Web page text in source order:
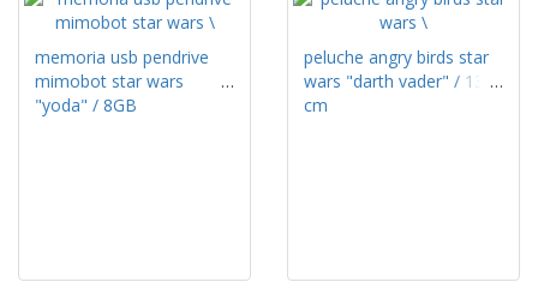
memoria usb pendrive
mimobot star wars
"yoda" / 8GB
peluche angry birds star
wars "darth vader" / 13
cm